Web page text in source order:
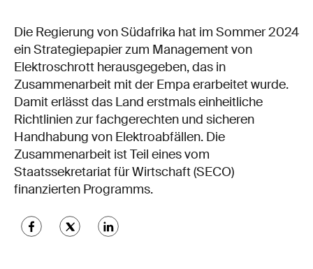
Die Regierung von Südafrika hat im Sommer 2024
ein Strategiepapier zum Management von
Elektroschrott herausgegeben, das in
Zusammenarbeit mit der Empa erarbeitet wurde.
Damit erlässt das Land erstmals einheitliche
Richtlinien zur fachgerechten und sicheren
Handhabung von Elektroabfällen. Die
Zusammenarbeit ist Teil eines vom
Staatssekretariat für Wirtschaft (SECO)
finanzierten Programms.